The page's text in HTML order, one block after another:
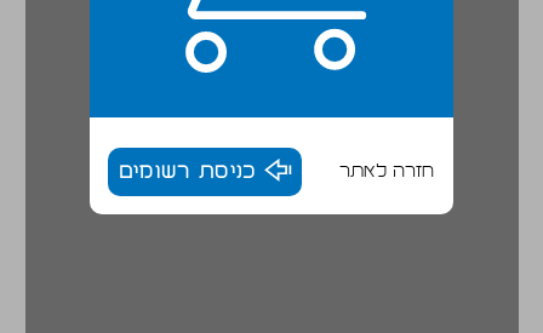
חזרה לאתר כניסת רשומים